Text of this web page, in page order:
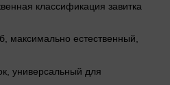
классификация завитка
максимально естественный,
универсальный для